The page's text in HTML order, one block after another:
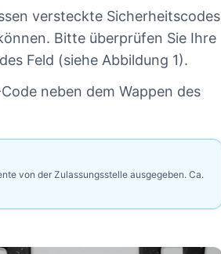
versteckte Sicherheitscodes
Bitte überprüfen Sie Ihre
Feld (siehe Abbildung 1).
neben dem Wappen des
von der Zulassungsstelle ausgegeben. Ca.